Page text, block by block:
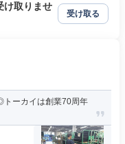
け取りませ
受け取る
ーカイは創業70周年